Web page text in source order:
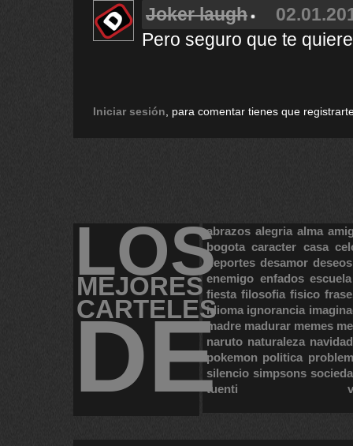
Joker laugh
Pero seguro que te
Iniciar sesión , para comentar tienes que
LOS
MEJORES
CARTELES
DE
abrazos alegria alma
bogota caracter casa
deportes desamor deseos
enemigo enfados escuela
fiesta filosofia fisico
idioma ignorancia
madre madurar memes
naruto naturaleza navidad
pokemon politica
silencio simpsons
tuenti